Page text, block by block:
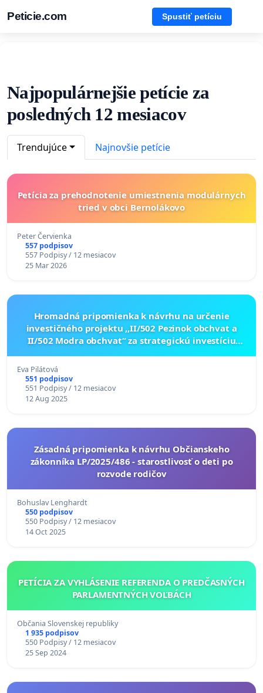
Peticie.com Spustiť petíciu
Najpopulárnejšie petície za
posledných 12 mesiacov
Trendujúce Najnovšie petície
Petícia za prehodnotenie umiestnenia modulárnych
tried v obci Bernolákovo
Peter Červienka
557 podpisov
557 Podpisy / 12 mesiacov
25 Mar 2026
Hromadná pripomienka k návrhu na určenie
investičného projektu ,,II/502 Pezinok obchvat a
II/502 Modra obchvat“ za strategickú investíciu
Eva Pilátová
551 podpisov
551 Podpisy / 12 mesiacov
12 Aug 2025
Zásadná pripomienka k návrhu Občianskeho
zákonníka LP/2025/486 - starostlivosť o deti po
rozvode rodičov
Bohuslav Lenghardt
550 podpisov
550 Podpisy / 12 mesiacov
14 Oct 2025
PETÍCIA ZA VYHLÁSENIE REFERENDA O PREDČASNÝCH
PARLAMENTNÝCH VOĽBÁCH
Občania Slovenskej republiky
1 935 podpisov
550 Podpisy / 12 mesiacov
25 Sep 2024